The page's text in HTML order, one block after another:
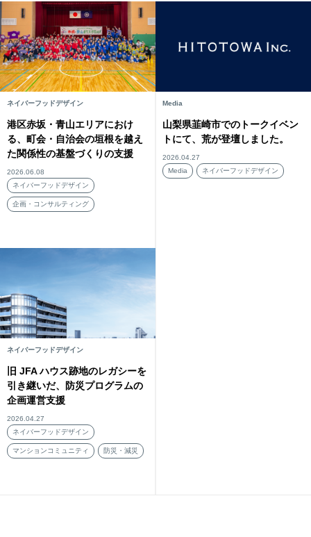
ネイバーフッドデザイン
港区赤坂・青山エリアにおけ
る、町会・自治会の垣根を越え
た関係性の基盤づくりの支援
2026.06.08
ネイバーフッドデザイン
企画・コンサルティング
Media
山梨県韮崎市でのトークイベン
トにて、荒が登壇しました。
2026.04.27
Media
ネイバーフッドデザイン
ネイバーフッドデザイン
旧 JFA ハウス跡地のレガシーを
引き継いだ、防災プログラムの
企画運営支援
2026.04.27
ネイバーフッドデザイン
マンションコミュニティ 防災・減災